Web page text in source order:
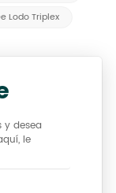
Lodo Triplex
y desea
le